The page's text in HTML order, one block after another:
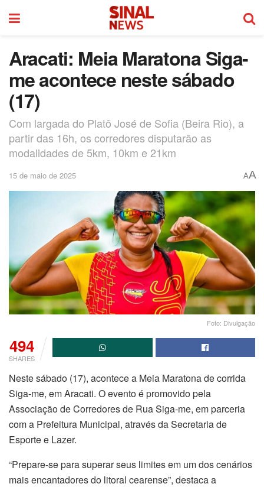
Aracati: Meia Maratona Siga-
me acontece neste sábado
(17)
Com largada do Platô José de Sofia (Beira Rio), a
partir das 16h, os corredores disputarão as
modalidades de 5km, 10km e 21km
15 de maio de 2025 AA
Foto: Divulgação
494
SHARES
Neste sábado (17), acontece a Meia Maratona de corrida
Siga-me, em Aracati. O evento é promovido pela
Associação de Corredores de Rua Siga-me, em parceria
com a Prefeitura Municipal, através da Secretaria de
Esporte e Lazer.
“Prepare-se para superar seus limites em um dos cenários
mais encantadores do litoral cearense”, destaca a